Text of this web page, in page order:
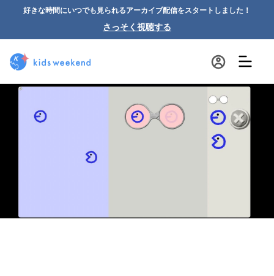
好きな時間にいつでも見られるアーカイブ配信をスタートしました！
さっそく視聴する